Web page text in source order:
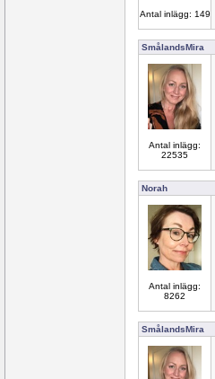
Antal inlägg: 149
SmålandsMira
Antal inlägg:
22535
Norah
Antal inlägg:
8262
SmålandsMira